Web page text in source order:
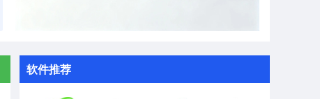
软件推荐